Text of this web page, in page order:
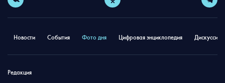
Новости События Фото дня Цифровая энциклопедия
Редакция